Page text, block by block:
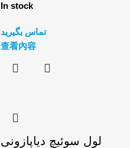
In stock
تماس بگیرید
查看內容
لول سوئیچ دیاپازونی